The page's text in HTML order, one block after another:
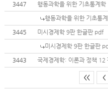
3447
행동과학을 위한 기초통계학
행동과학을 위한 기초통
3445
미시경제학 9판 한글판 pdf
미시경제학 9판 한글판
3443
국제경제학: 이론과 정책 12
<< <